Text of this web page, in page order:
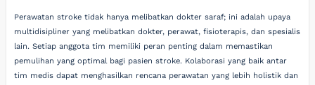
Perawatan stroke tidak hanya melibatkan dokter saraf; ini adalah upaya
multidisipliner yang melibatkan dokter, perawat, fisioterapis, dan spesialis
lain. Setiap anggota tim memiliki peran penting dalam memastikan
pemulihan yang optimal bagi pasien stroke. Kolaborasi yang baik antar
tim medis dapat menghasilkan rencana perawatan yang lebih holistik dan